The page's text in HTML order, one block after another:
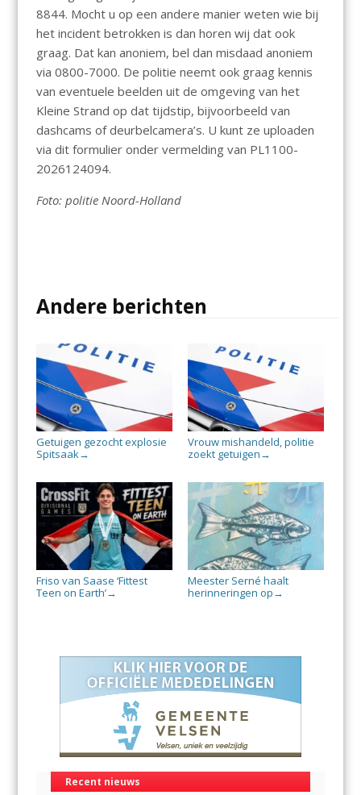
8844. Mocht u op een andere manier weten wie bij
het incident betrokken is dan horen wij dat ook
graag. Dat kan anoniem, bel dan misdaad anoniem
via 0800-7000. De politie neemt ook graag kennis
van eventuele beelden uit de omgeving van het
Kleine Strand op dat tijdstip, bijvoorbeeld van
dashcams of deurbelcamera’s. U kunt ze uploaden
via dit formulier onder vermelding van PL1100-
2026124094.
Foto: politie Noord-Holland
Andere berichten
Getuigen gezocht explosie
Spitsaak→
Vrouw mishandeld, politie
zoekt getuigen →
Friso van Saase ‘Fittest
Teen on Earth’→
Meester Serné haalt
herinneringen op →
Recent nieuws